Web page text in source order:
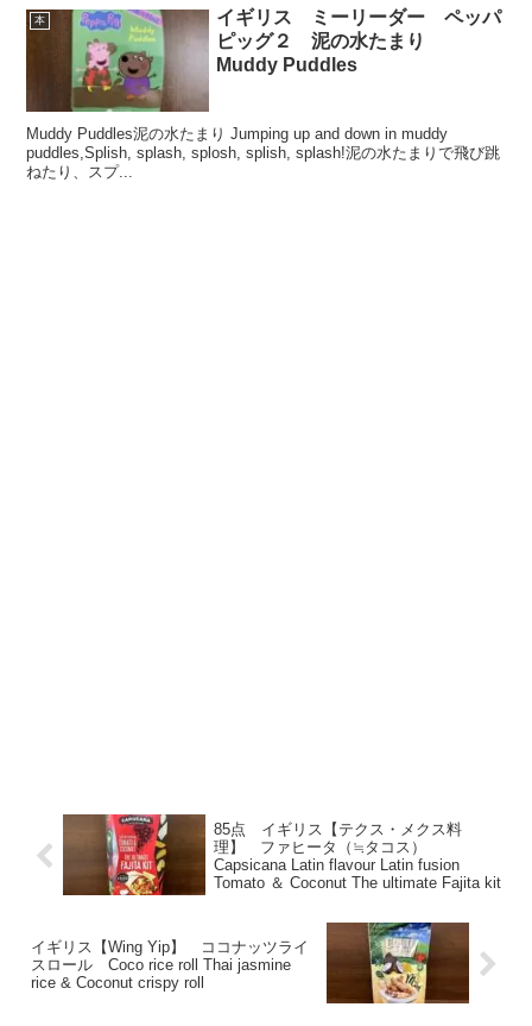
本
イギリス ミーリーダー ペッパ
ピッグ２ 泥の水たまり
Muddy Puddles
Muddy Puddles泥の水たまり Jumping up and down in muddy
puddles,Splish, splash, splosh, splish, splash!泥の水たまりで飛び跳
ねたり、スプ...
85点 イギリス【テクス・メクス料
理】 ファヒータ（≒タコス）
Capsicana Latin flavour Latin fusion
Tomato ＆ Coconut The ultimate Fajita kit
イギリス【Wing Yip】 ココナッツライ
スロール Coco rice roll Thai jasmine
rice & Coconut crispy roll